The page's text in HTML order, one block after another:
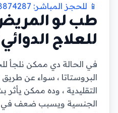
📱 للحجز المباشر: 01018874287
طب لو
للعلاج
في الحالة دي ممكن نلجأ
البروستاتا ، سواء عن
التقليدية ، وده ممكن
الجنسية ويسبب ضعف في